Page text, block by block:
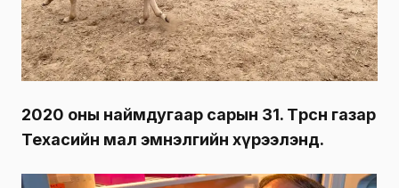
2020 оны наймдугаар сарын 31. Төрсөн газар
Техасийн мал эмнэлгийн хүрээлэнд.